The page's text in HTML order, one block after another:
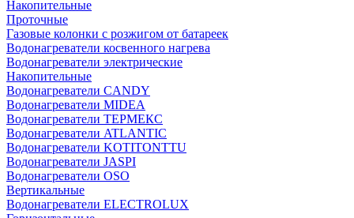
Накопительные
Проточные
Газовые колонки с розжигом от батареек
Водонагреватели косвенного нагрева
Водонагреватели электрические
Накопительные
Водонагреватели CANDY
Водонагреватели MIDEA
Водонагреватели ТЕРМЕКС
Водонагреватели ATLANTIC
Водонагреватели KOTITONTTU
Водонагреватели JASPI
Водонагреватели OSO
Вертикальные
Водонагреватели ELECTROLUX